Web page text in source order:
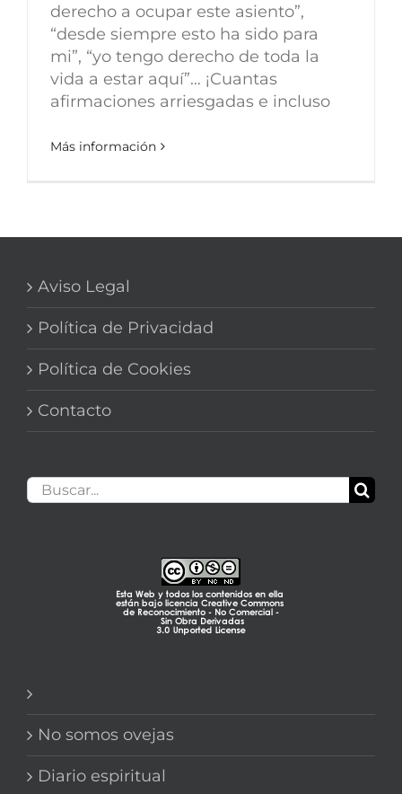
derecho a ocupar este asiento”,
“desde siempre esto ha sido para
mi”, “yo tengo derecho de toda la
vida a estar aquí”… ¡Cuantas
afirmaciones arriesgadas e incluso
Más información
Aviso Legal
Política de Privacidad
Política de Cookies
Contacto
Buscar:
No somos ovejas
Diario espiritual